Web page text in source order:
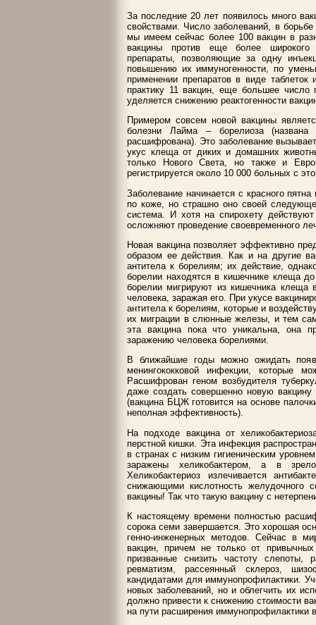
За последние 20 лет появилось много
свойствами. Число заболеваний, в
мы имеем сейчас более 100 вакцин в
вакцины против еще более широкого
препараты, позволяющие за одну
повышению их иммуногенности, по
применении препаратов в виде
практику 11 вакцин, еще большее число
уделяется снижению реактогенности
Примером совсем новой вакцины
болезни Лайма – борелиоза
расшифрована). Это заболевание
укус клеща от диких и домашних
только Нового Света, но также и
регистрируется около 10 000 больных с
Заболевание начинается с красного
по коже, но страшно оно своей
система. И хотя на спирохету
осложняют проведение своевременного
Новая вакцина позволяет эффективно
образом ее действия. Как и на другие
антитела к борелиям; их действие,
борелии находятся в кишечнике клеща
борелии мигрируют из кишечника
человека, заражая его. При укусе
антитела к борелиям, которые и
их миграции в слюнные железы, и тем
эта вакцина пока что уникальна, она
заражению человека борелиями.
В ближайшие годы можно ожидать
менингококковой инфекции, которые
Расшифрован геном возбудителя
даже создать совершенно новую вакцину
(вакцина БЦЖ готовится на основе
неполная эффективность).
На подходе вакцина от
перстной кишки. Эта инфекция
в странах с низким гигиеническим
заражены хеликобактером, а в
Хеликобактериоз излечивается
снижающими кислотность
вакцины! Так что такую вакцину с
К настоящему времени полностью
сорока семи завершается. Это хорошая
генно-инженерных методов. Сейчас в
вакцин, причем не только от
призванные снизить частоту
ревматизм, рассеянный склероз,
кандидатами для иммунопрофилактики.
новых заболеваний, но и облегчить их
должно привести к снижению стоимости
на пути расширения иммунопрофилактики